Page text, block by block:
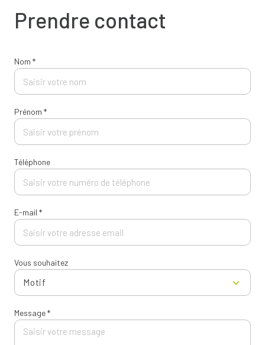
Prendre contact
Nom *
Prénom *
Téléphone
E-mail *
Vous souhaitez
Motif
Message *